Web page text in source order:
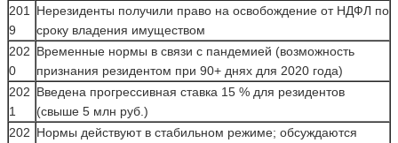
201
9
Нерезиденты получили право на освобождение от НДФЛ по
сроку владения имуществом
202
0
Временные нормы в связи с пандемией (возможность
признания резидентом при 90+ днях для 2020 года)
202
1
Введена прогрессивная ставка 15 % для резидентов
(свыше 5 млн руб.)
202 Нормы действуют в стабильном режиме; обсуждаются